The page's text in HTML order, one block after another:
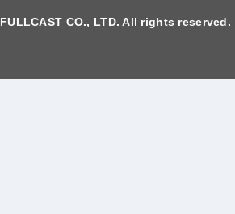
FULLCAST CO., LTD. All rights reserved.